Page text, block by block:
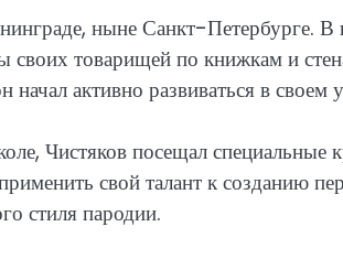
ныне Санкт-Петербурге.
своих товарищей по книжкам и
активно развиваться в своем
Чистяков посещал специальные
свой талант к созданию
стиля пародии.